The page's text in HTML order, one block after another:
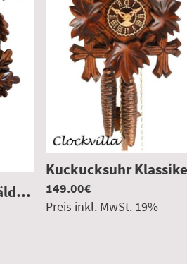
|CV8517TU
Original Schwarzwälder Kuckucksuhr 8 Tage hangeschnitzt
149.00€
Preis inkl. MwSt. 19%